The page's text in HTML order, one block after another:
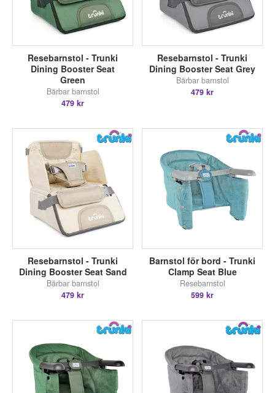
Resebarnstol - Trunki
Dining Booster Seat
Green
Bärbar barnstol
479 kr
Resebarnstol - Trunki
Dining Booster Seat Grey
Bärbar barnstol
479 kr
Resebarnstol - Trunki
Dining Booster Seat Sand
Bärbar barnstol
479 kr
Barnstol för bord - Trunki
Clamp Seat Blue
Resebarnstol
599 kr